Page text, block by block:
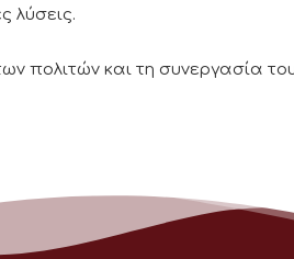
λύσεις.
πολιτών και τη συνεργασία